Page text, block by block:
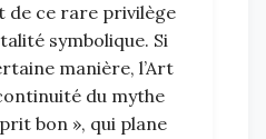
de ce rare privilège
symbolique. Si
manière, l’Art
du mythe
bon », qui plane